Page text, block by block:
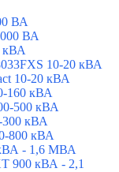
ВА
ВА
кВА
10-20 кВА
10-20 кВА
160 кВА
500 кВА
кВА
800 кВА
- 1,6 МВА
900 кВА - 2,1